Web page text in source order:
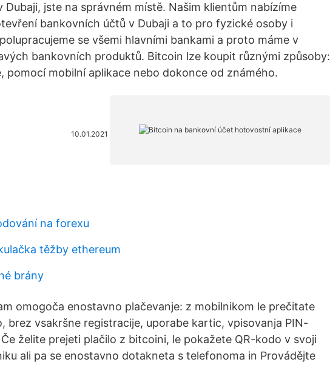
jste na správném místě. Našim klientům nabízíme
bankovních účtů v Dubaji a to pro fyzické osoby i
se všemi hlavními bankami a proto máme v
bankovních produktů. Bitcoin lze koupit různými způsoby:
pomocí mobilní aplikace nebo dokonce od známého.
10.01.2021
na forexu
těžby ethereum
brány
omogoča enostavno plačevanje: z mobilnikom le prečitate
brez vsakršne registracije, uporabe kartic, vpisovanja PIN-
želite prejeti plačilo z bitcoini, le pokažete QR-kodo v svoji
ali pa se enostavno dotakneta s telefonoma in Provádějte